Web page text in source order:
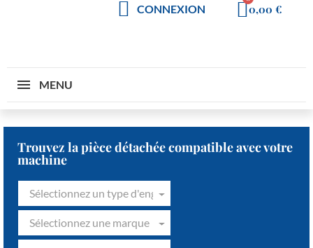
CONNEXION 0,00 €
MENU
Trouvez la pièce détachée compatible avec votre
machine
Sélectionnez un type d'engin
Sélectionnez une marque